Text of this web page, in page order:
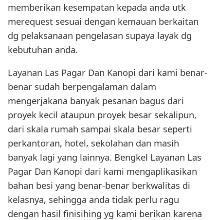
memberikan kesempatan kepada anda utk
merequest sesuai dengan kemauan berkaitan
dg pelaksanaan pengelasan supaya layak dg
kebutuhan anda.
Layanan Las Pagar Dan Kanopi dari kami benar-
benar sudah berpengalaman dalam
mengerjakana banyak pesanan bagus dari
proyek kecil ataupun proyek besar sekalipun,
dari skala rumah sampai skala besar seperti
perkantoran, hotel, sekolahan dan masih
banyak lagi yang lainnya. Bengkel Layanan Las
Pagar Dan Kanopi dari kami mengaplikasikan
bahan besi yang benar-benar berkwalitas di
kelasnya, sehingga anda tidak perlu ragu
dengan hasil finisihing yg kami berikan karena